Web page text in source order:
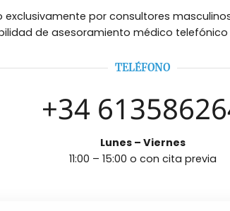
por consultores masculinos
de asesoramiento médico
TELÉFONO
+34
Lunes – Viernes
11:00 – 15:00 o con cita previa